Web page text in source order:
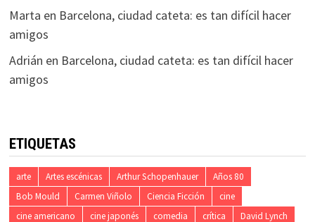
Marta en Barcelona, ciudad cateta: es tan difícil hacer
amigos
Adrián en Barcelona, ciudad cateta: es tan difícil hacer
amigos
ETIQUETAS
arte Artes escénicas Arthur Schopenhauer
Años 80
Bob Mould
Carmen Viñolo Ciencia Ficción
cine
cine americano
cine japonés comedia crítica
David Lynch